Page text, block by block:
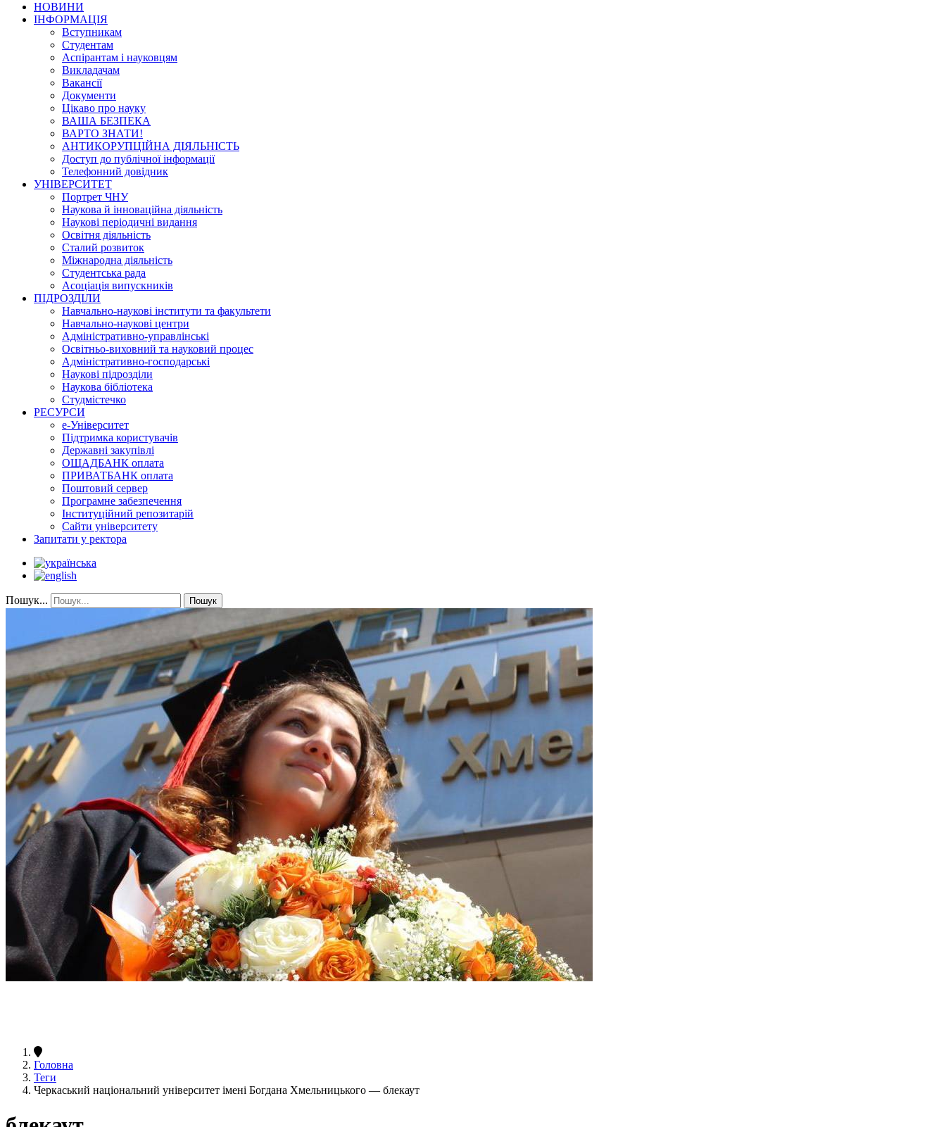
НОВИНИ
ІНФОРМАЦІЯ
Вступникам
Студентам
Аспірантам і науковцям
Викладачам
Вакансії
Документи
Цікаво про науку
ВАША БЕЗПЕКА
ВАРТО ЗНАТИ!
АНТИКОРУПЦІЙНА ДІЯЛЬНІСТЬ
Доступ до публічної інформації
Телефонний довідник
УНІВЕРСИТЕТ
Портрет ЧНУ
Наукова й інноваційна діяльність
Наукові періодичні видання
Освітня діяльність
Сталий розвиток
Міжнародна діяльність
Студентська рада
Асоціація випускників
ПІДРОЗДІЛИ
Навчально-наукові інститути та факультети
Навчально-наукові центри
Адміністративно-управлінські
Освітньо-виховний та науковий процес
Адміністративно-господарські
Наукові підрозділи
Наукова бібліотека
Студмістечко
РЕСУРСИ
е-Університет
Підтримка користувачів
Державні закупівлі
ОЩАДБАНК оплата
ПРИВАТБАНК оплата
Поштовий сервер
Програмне забезпечення
Інституційний репозитарій
Сайти університету
Запитати у ректора
Пошук... Пошук
Головна
Теги
Черкаський національний університет імені Богдана Хмельницького — блекаут